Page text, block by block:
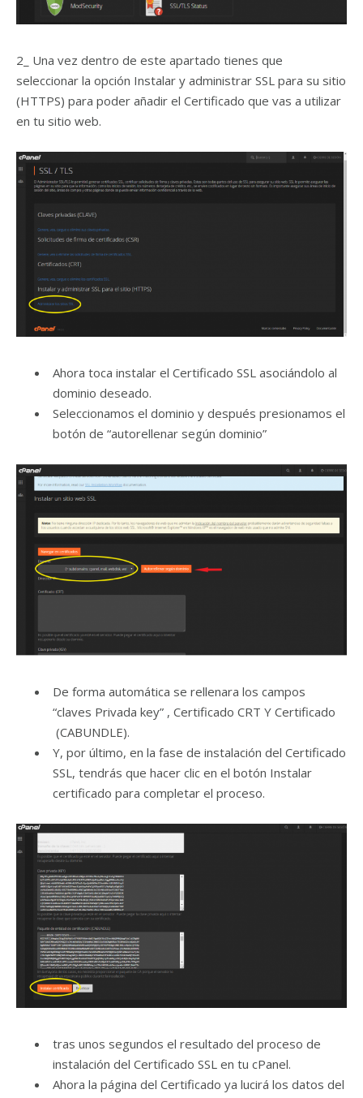
2_ Una vez dentro de este apartado tienes que
seleccionar la opción Instalar y administrar SSL para su sitio
(HTTPS) para poder añadir el Certificado que vas a utilizar
en tu sitio web.
Ahora toca instalar el Certificado SSL asociándolo al
dominio deseado.
Seleccionamos el dominio y después presionamos el
botón de “autorellenar según dominio”
De forma automática se rellenara los campos
“claves Privada key” , Certificado CRT Y Certificado
(CABUNDLE).
Y, por último, en la fase de instalación del Certificado
SSL, tendrás que hacer clic en el botón Instalar
certificado para completar el proceso.
tras unos segundos el resultado del proceso de
instalación del Certificado SSL en tu cPanel.
Ahora la página del Certificado ya lucirá los datos del